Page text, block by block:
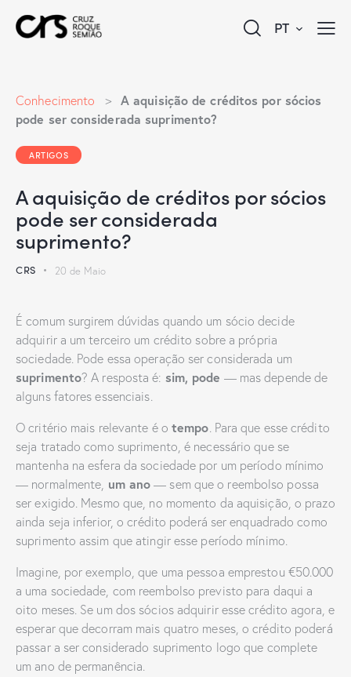
PT
Conhecimento > A aquisição de créditos por sócios
pode ser considerada suprimento?
ARTIGOS
A aquisição de créditos por sócios
pode ser considerada
suprimento?
CRS 20 de Maio
É comum surgirem dúvidas quando um sócio decide
adquirir a um terceiro um crédito sobre a própria
sociedade. Pode essa operação ser considerada um
suprimento? A resposta é: sim, pode — mas depende de
alguns fatores essenciais.
O critério mais relevante é o tempo . Para que esse crédito
seja tratado como suprimento, é necessário que se
mantenha na esfera da sociedade por um período mínimo
— normalmente, um ano — sem que o reembolso possa
ser exigido. Mesmo que, no momento da aquisição, o prazo
ainda seja inferior, o crédito poderá ser enquadrado como
suprimento assim que atingir esse período mínimo.
Imagine, por exemplo, que uma pessoa emprestou €50.000
a uma sociedade, com reembolso previsto para daqui a
oito meses. Se um dos sócios adquirir esse crédito agora, e
esperar que decorram mais quatro meses, o crédito poderá
passar a ser considerado suprimento logo que complete
um ano de permanência.